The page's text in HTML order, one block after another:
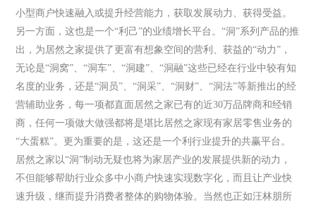
小型商户快速融入或提升经营能力，获取发展动力、获得受益。
另一方面，这也是一个“利己”的业绩增长平台。“洞”系列产品的推
出，为居然之家提供了更富有想象空间的营利、获益的“动力”，
无论是“洞窝”、“洞车”、“洞建”、“洞融”这些已经在行业中较有知
名度的业务，还是“洞员”、“洞采”、“洞财”、“洞法”等新推出的经
营辅助业务，每一项都直面居然之家已有的近30万品牌商和经销
商，任何一项做大做强都将是堪比居然之家现有家居零售业务的
“大蛋糕”。更为重要的是，这还是一个利行业提升的共赢平台。
居然之家以“洞”制动无疑也将为家居产业的发展提供新的动力，
不但能够帮助行业众多中小商户快速实现数字化，而且让产业快
速升级，继而提升消费者整体的购物体验。当然也正如汪林朋所